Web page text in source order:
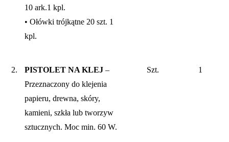
10 ark.1 kpl.
• Ołówki trójkątne 20 szt. 1
kpl.
2. PISTOLET NA KLEJ –
Przeznaczony do klejenia
papieru, drewna, skóry,
kamieni, szkła lub tworzyw
sztucznych. Moc min. 60 W.
Szt. 1